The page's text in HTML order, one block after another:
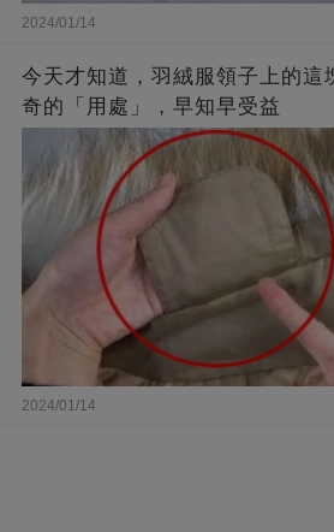
2024/01/14
今天才知道，羽絨服領子上的這
奇的「用處」，早知早受益
2024/01/14